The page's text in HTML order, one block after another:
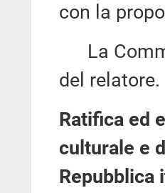
con la
La
del relatore.
Ratifica ed
culturale e
Repubblica